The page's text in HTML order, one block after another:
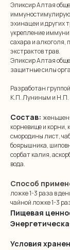
Эликсир Алтая
эхинацеи и других
укрепление
сахара и
экстрактов трав.
Эликсир Алтая
защитные силы
Разработан
К.П. Луниным и Н.П.
Состав:
корневище и корни,
смородины лист,
боярышника,
сорбат калия,
вода.
Способ
ложке 1-3 раза в
чайной ложке 1-3
Пищевая
Условия